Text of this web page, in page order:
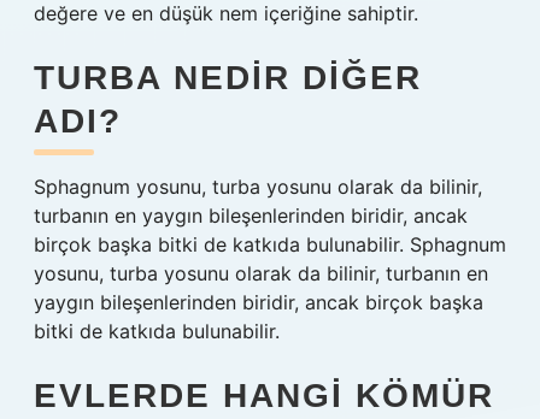
değere ve en düşük nem içeriğine sahiptir.
TURBA NEDIR DIĞER
ADI?
Sphagnum yosunu, turba yosunu olarak da bilinir,
turbanın en yaygın bileşenlerinden biridir, ancak
birçok başka bitki de katkıda bulunabilir. Sphagnum
yosunu, turba yosunu olarak da bilinir, turbanın en
yaygın bileşenlerinden biridir, ancak birçok başka
bitki de katkıda bulunabilir.
EVLERDE HANGI KÖMÜR